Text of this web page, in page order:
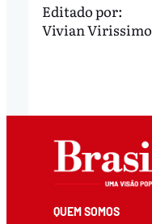
Editado por:
Vivian Virissimo
QUEM SOMOS